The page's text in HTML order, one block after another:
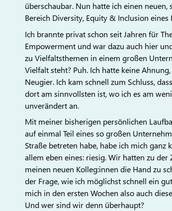
überschaubar. Nun hatte ich einen
Bereich Diversity, Equity & Inclusion eines
Ich brannte privat schon seit Jahren für
Empowerment und war dazu auch hier
zu Vielfaltsthemen in einem großen
Vielfalt steht? Puh. Ich hatte keine
Neugier. Ich kam schnell zum Schluss,
dort am sinnvollsten ist, wo ich es am
unverändert an.
Mit meiner bisherigen persönlichen
auf einmal Teil eines so großen
Straße betreten habe, habe ich mich
allem eben eines: riesig. Wir hatten zu
meinen neuen Kolleg:innen die Hand zu
der Frage, wie ich möglichst schnell ein
mich in den ersten Wochen also auch
Und wer sind wir denn überhaupt?